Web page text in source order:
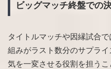
ビッグマッチ終盤での
タイトルマッチや因縁試合
組みがラスト数分のサプラ
気を一変させる役割を担う